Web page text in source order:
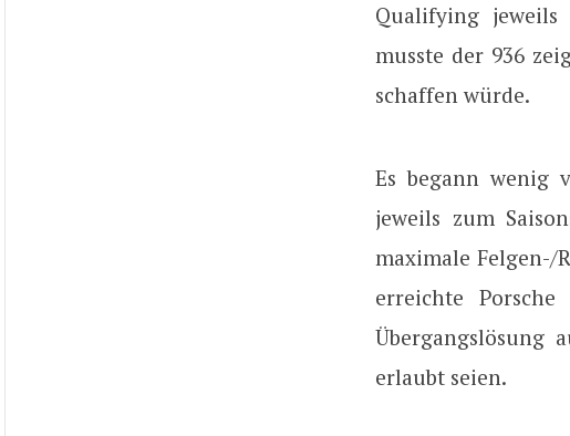
Qualifying
musste der 936
schaffen würde.
Es begann wenig
jeweils zum
maximale Felgen-/
erreichte
Übergangslösung
erlaubt seien.